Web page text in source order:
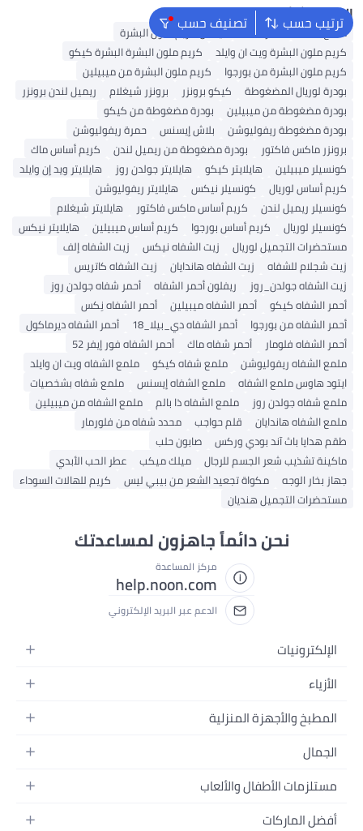
ترتيب حسب تصنيف حسب البحث الشائع
ملمع شفاه أحمر شفاه
نيكس كريم ملون البشرة
كريم ملون البشرة ويت ان وايلد
كريم ملون البشرة البشرة كيكو
كريم ملون البشرة من بورجوا
كريم ملون البشرة من ميبيلين
بودرة لوريال المضغوطة
كيكو برونزر برونزر شيغلام
ريميل لندن برونزر
بودرة مضغوطة من ميبيلين
بودرة مضغوطة من كيكو
بودرة مضغوطة ريفوليوشن
بلاش إيسنس
حمرة ريفوليوشن
برونزر ماكس فاكتور
بودرة مضغوطة من ريميل لندن
كريم أساس ماك
كونسيلر ميبيلين
هايلايتر كيكو هايلايتر جولدن روز
هايلايتر ويد إن وايلد
كريم أساس لوريال
كونسيلر نيكس
هايلايتر ريفوليوشن
كونسيلر ريميل لندن
كريم أساس ماكس فاكتور
هايلايتر شيغلام
كونسيلر لوريال
كريم أساس بورجوا كريم أساس ميبيلين
هايلايتر نيكس
مستحضرات التجميل لوريال
زيت الشفاه نيكس
زيت الشفاه إلف
زيت شجلام للشفاه
زيت الشفاه هاندايان
زيت الشفاه كاتريس
زيت الشفاه جولدن_روز
ريفلون أحمر الشفاه
أحمر شفاه جولدن روز
أحمر الشفاه كيكو
أحمر الشفاه ميبيلين
أحمر الشفاه نِكس
أحمر الشفاه من بورجوا
أحمر الشفاه دي_بيلا_18
أحمر الشفاه ديرماكول
أحمر الشفاه فلومار
أحمر شفاه ماك
أحمر الشفاه فور إيفر 52
ملمع الشفاه ريفوليوشن
ملمع شفاه كيكو
ملمع الشفاه ويت ان وايلد
ايتود هاوس ملمع الشفاه
ملمع الشفاه إيسنس
ملمع شفاه بشخصيات
ملمع شفاه جولدن روز
ملمع الشفاه ذا بالم
ملمع الشفاه من ميبيلين
ملمع الشفاه هاندايان
قلم حواجب
محدد شفاه من فلورمار
طقم هدايا باث آند بودي وركس
صابون حلب
ماكينة تشذيب شعر الجسم للرجال
ميلك ميكب
عطر الحب الأبدي
جهاز بخار الوجه
مكواة تجعيد الشعر من بيبي ليس
كريم للهالات السوداء
مستحضرات التجميل هنديان
نحن دائماً جاهزون لمساعدتك
مركز المساعدة
help.noon.com
الدعم عبر البريد الإلكتروني
الإلكترونيات
الجوالات
اللابتوبات
الأجهزة المنزلية
التلفزيونات
السماعات
الأزياء
أزياء نسائية
أزياء البنات
أزياء الأولاد
المطبخ والأجهزة المنزلية
الحمام
المطبخ والسفرة
أدوات وتحسين المنزل
الجمال
العطور
مستلزمات الأطفال والألعاب
الحفاضات
أفضل الماركات